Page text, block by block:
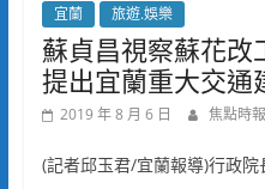
宜蘭 旅遊.娛樂
蘇貞昌視察蘇花改
提出宜蘭重大交通
2019 年 8 月 6 日 焦點時
(記者邱玉君/宜蘭報導)行政院